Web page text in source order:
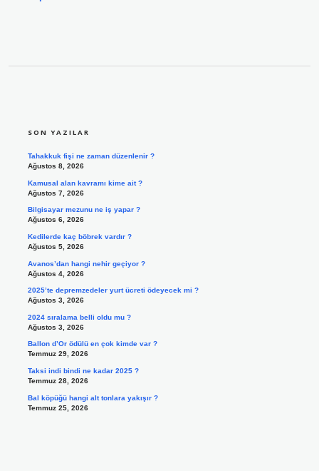
SON YAZILAR
Tahakkuk fişi ne zaman düzenlenir ?
Ağustos 8, 2026
Kamusal alan kavramı kime ait ?
Ağustos 7, 2026
Bilgisayar mezunu ne iş yapar ?
Ağustos 6, 2026
Kedilerde kaç böbrek vardır ?
Ağustos 5, 2026
Avanos’dan hangi nehir geçiyor ?
Ağustos 4, 2026
2025’te depremzedeler yurt ücreti ödeyecek mi ?
Ağustos 3, 2026
2024 sıralama belli oldu mu ?
Ağustos 3, 2026
Ballon d’Or ödülü en çok kimde var ?
Temmuz 29, 2026
Taksi indi bindi ne kadar 2025 ?
Temmuz 28, 2026
Bal köpüğü hangi alt tonlara yakışır ?
Temmuz 25, 2026